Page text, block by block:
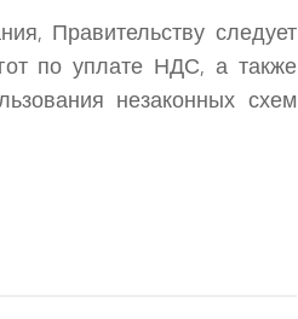
Правительству следует
по уплате НДС, а также
незаконных схем